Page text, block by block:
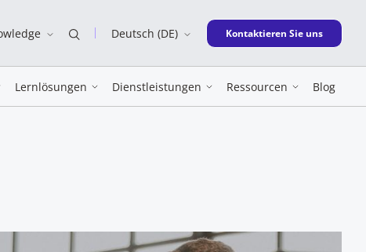
Deutsch (DE) New window
Kontaktieren Sie uns
Lernlösungen Dienstleistungen Ressourcen Blog